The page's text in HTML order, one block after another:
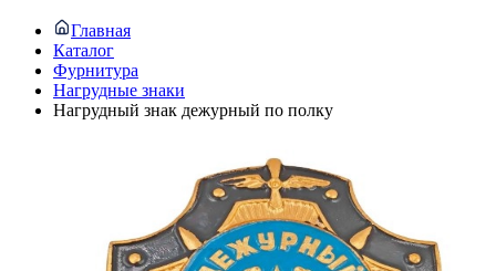
Главная
Каталог
Фурнитура
Нагрудные знаки
Нагрудный знак дежурный по полку